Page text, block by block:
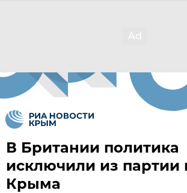
В Британии политика
исключили из партии
Крыма